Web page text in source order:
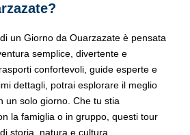
un Giorno da Ouarzazate è pensata
semplice, divertente e
confortevoli, guide esperte e
dettagli, potrai esplorare il meglio
un solo giorno. Che tu stia
la famiglia o in gruppo, questi tour
storia, natura e cultura.